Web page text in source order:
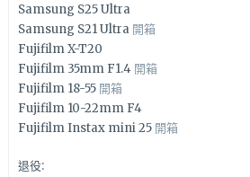
Samsung S25 Ultra
Samsung S21 Ultra 開箱
Fujifilm X-T20
Fujifilm 35mm F1.4 開箱
Fujifilm 18-55 開箱
Fujifilm 10-22mm F4
Fujifilm Instax mini 25 開箱
退役: